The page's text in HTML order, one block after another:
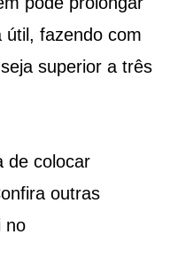
útil, fazendo com
superior a três
de colocar
outras
no